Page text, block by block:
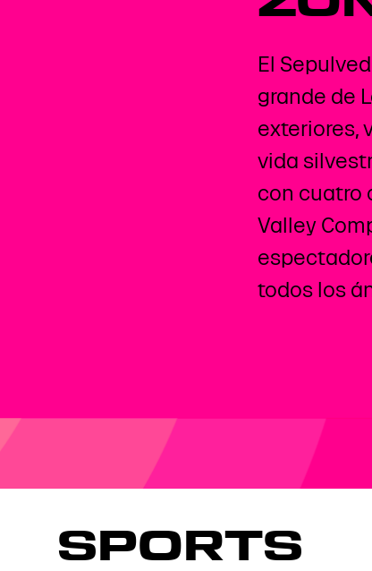
El
grande de
exteriores,
vida
con cuatro
Valley
todos los
SPORTS